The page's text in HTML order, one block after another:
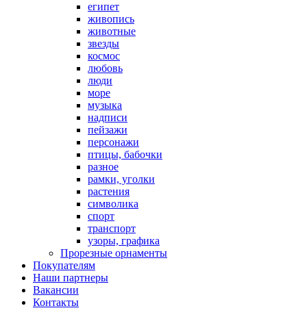
египет
живопись
животные
звезды
космос
любовь
люди
море
музыка
надписи
пейзажи
персонажи
птицы, бабочки
разное
рамки, уголки
растения
символика
спорт
транспорт
узоры, графика
Прорезные орнаменты
Покупателям
Наши партнеры
Вакансии
Контакты